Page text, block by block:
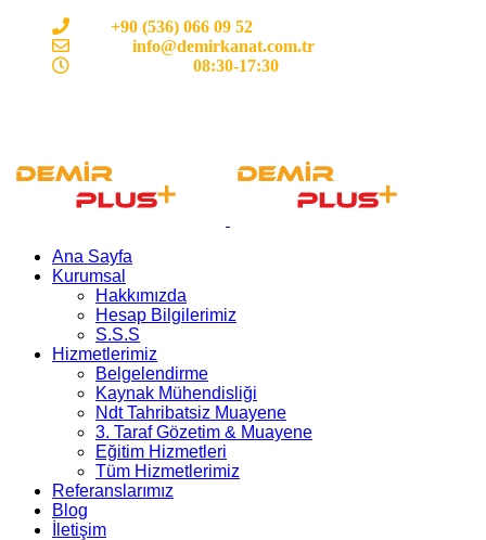
+90 (536) 066 09 52
info@demirkanat.com.tr
08:30-17:30
Ana Sayfa
Kurumsal
Hakkımızda
Hesap Bilgilerimiz
S.S.S
Hizmetlerimiz
Belgelendirme
Kaynak Mühendisliği
Ndt Tahribatsiz Muayene
3. Taraf Gözetim & Muayene
Eğitim Hizmetleri
Tüm Hizmetlerimiz
Referanslarımız
Blog
İletişim